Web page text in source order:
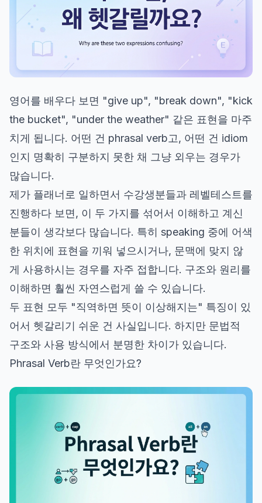
영어를 배우다 보면 "give up", "break down", "kick
the bucket", "under the weather" 같은 표현을 마주
치게 됩니다. 어떤 건 phrasal verb고, 어떤 건 idiom
인지 명확히 구분하지 못한 채 그냥 외우는 경우가
많습니다.
제가 플래너로 일하면서 수강생분들과 레벨테스트를
진행하다 보면, 이 두 가지를 섞어서 이해하고 계신
분들이 생각보다 많습니다. 특히 speaking 중에 어색
한 위치에 표현을 끼워 넣으시거나, 문맥에 맞지 않
게 사용하시는 경우를 자주 접합니다. 구조와 원리를
이해하면 훨씬 자연스럽게 쓸 수 있습니다.
두 표현 모두 "직역하면 뜻이 이상해지는" 특징이 있
어서 헷갈리기 쉬운 건 사실입니다. 하지만 문법적
구조와 사용 방식에서 분명한 차이가 있습니다.
Phrasal Verb란 무엇인가요?